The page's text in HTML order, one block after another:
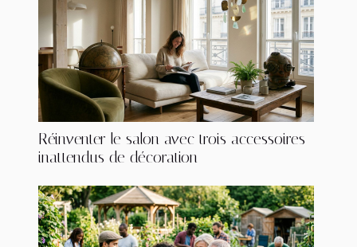
Réinventer le salon avec trois accessoires
inattendus de décoration